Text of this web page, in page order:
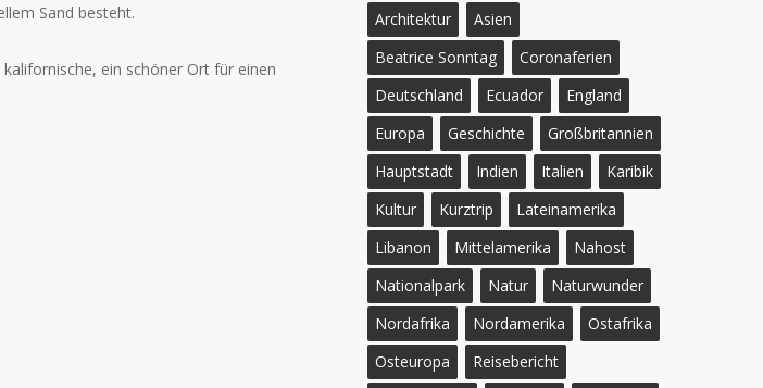
Sand besteht.
ein schöner Ort für einen
Architektur
Asien
Beatrice Sonntag
Coronaferien
Deutschland
Ecuador
England
Europa
Geschichte
Großbritannien
Hauptstadt
Indien Italien
Karibik
Kultur
Kurztrip
Lateinamerika
Libanon
Mittelamerika
Nahost
Nationalpark
Natur
Naturwunder
Nordafrika
Nordamerika
Ostafrika
Osteuropa
Reisebericht